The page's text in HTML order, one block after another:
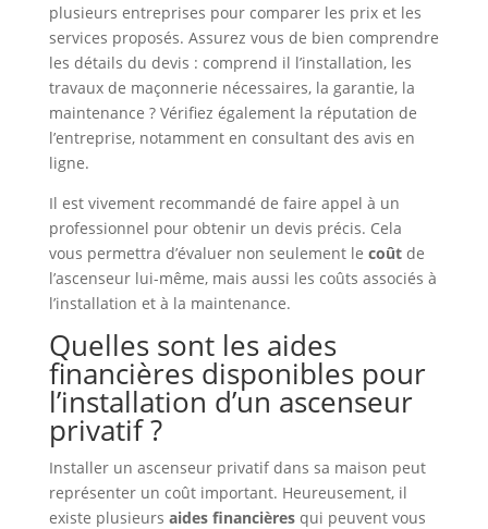
plusieurs entreprises pour comparer les prix et les
services proposés. Assurez vous de bien comprendre
les détails du devis : comprend il l’installation, les
travaux de maçonnerie nécessaires, la garantie, la
maintenance ? Vérifiez également la réputation de
l’entreprise, notamment en consultant des avis en
ligne.
Il est vivement recommandé de faire appel à un
professionnel pour obtenir un devis précis. Cela
vous permettra d’évaluer non seulement le coûtde
l’ascenseur lui-même, mais aussi les coûts associés à
l’installation et à la maintenance.
Quelles sont les aides
financières disponibles pour
l’installation d’un ascenseur
privatif ?
Installer un ascenseur privatif dans sa maison peut
représenter un coût important. Heureusement, il
existe plusieurs aides financièresqui peuvent vous